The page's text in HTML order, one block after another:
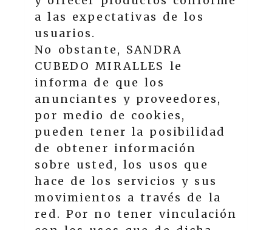
a las expectativas de los
usuarios.
No obstante, SANDRA
CUBEDO MIRALLES le
informa de que los
anunciantes y proveedores,
por medio de cookies,
pueden tener la posibilidad
de obtener información
sobre usted, los usos que
hace de los servicios y sus
movimientos a través de la
red. Por no tener vinculación